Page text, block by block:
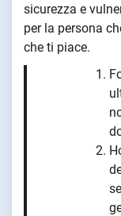
sicurezza e
per la persona
che ti piace.